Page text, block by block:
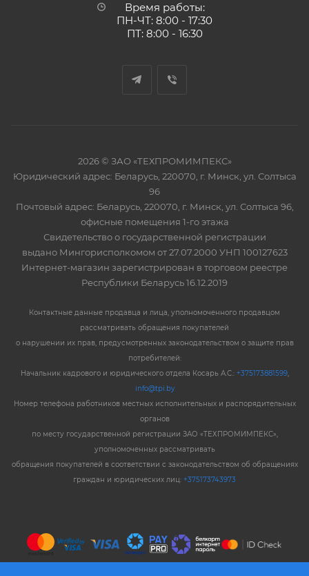
Время работы:
ПН-ЧТ: 8:00 - 17:30
ПТ: 8:00 - 16:30
2026 © ЗАО «ТЕХПРОМИМПЕКС»
Юридический адрес: Беларусь, 220070, г. Минск, ул. Солтыса
96
Почтовый адрес: Беларусь, 220070, г. Минск, ул. Солтыса 96,
офисные помещения 1-го этажа
Свидетельство о государственной регистрации
выдано Мингорисполкомом от 27.07.2000 УНП 100127623
Интернет-магазин зарегистрирован в торговом реестре
Республики Беларусь 16.12.2019
Контактные данные продавца и лица, уполномоченного продавцом
рассматривать обращения покупателей
о нарушении их прав, предусмотренных законодательством о защите прав
потребителей:
Начальник кадрового и юридического отдела Косарь А.С.: +375173881599,
info@tpi.by
Номер телефона работников местных исполнительных и распорядительных
органов
по месту государственной регистрации ЗАО «ТЕХПРОМИМПЕКС»,
уполномоченных рассматривать
обращения покупателей в соответствии с законодательством об обращениях
граждан и юридических лиц: +375173743973